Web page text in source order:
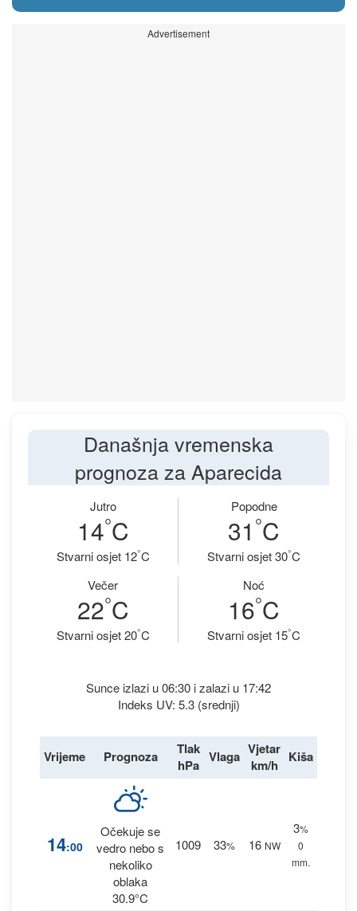
Advertisement
Današnja vremenska
prognoza za Aparecida
Jutro
14°C
Stvarni osjet 12°C
Popodne
31 °C
Stvarni osjet 30°C
Večer
22°C
Stvarni osjet 20°C
Noć
16°C
Stvarni osjet 15°C
Sunce izlazi u 06:30 i zalazi u 17:42
Indeks UV: 5.3 (srednji)
Vrijeme Prognoza
Tlak
hPa Vlaga Vjetar
km/h
Kiša
14:00
Očekuje se
vedro nebo s
nekoliko
oblaka
30.9°C
1009 33% 16 NW
3%
0
mm.